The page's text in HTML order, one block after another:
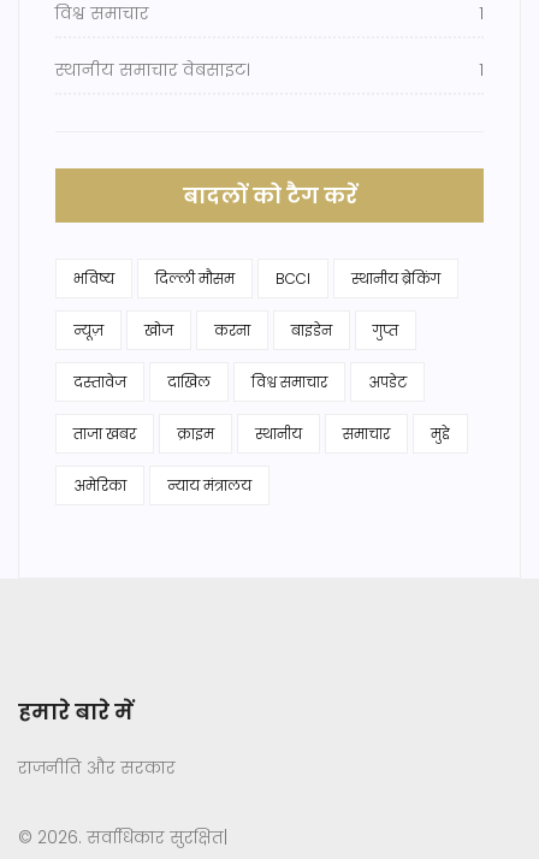
विश्व समाचार 1
स्थानीय समाचार वेबसाइट। 1
बादलों को टैग करें
भविष्य दिल्ली मौसम BCCI स्थानीय ब्रेकिंग
न्यूज़ खोज करना बाइडेन गुप्त
दस्तावेज दाखिल विश्व समाचार अपडेट
ताजा खबर क्राइम स्थानीय समाचार मुद्दे
अमेरिका न्याय मंत्रालय
हमारे बारे में
राजनीति और सरकार
© 2026. सर्वाधिकार सुरक्षित|